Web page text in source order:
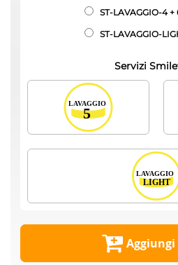
ST-LAVAGGIO-4+
ST-LAVAGGIO-
Servizi